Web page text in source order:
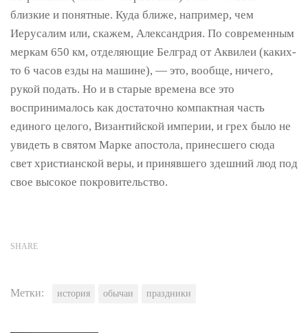
близкие и понятные. Куда ближе, например, чем
Иерусалим или, скажем, Александрия. По современным
меркам 650 км, отделяющие Белград от Аквилеи (каких-
то 6 часов езды на машине), — это, вообще, ничего,
рукой подать. Но и в старые времена все это
воспринималось как достаточно компактная часть
единого целого, Византийской империи, и грех было не
увидеть в святом Марке апостола, принесшего сюда
свет христианской веры, и принявшего здешний люд под
свое высокое покровительство.
SHARE
Метки: история обычаи праздники